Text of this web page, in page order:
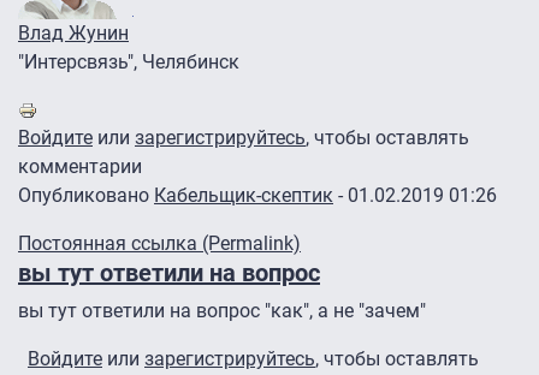
Влад Жунин
"Интерсвязь", Челябинск
Войдите или зарегистрируйтесь, чтобы оставлять
комментарии
Опубликовано Кабельщик-скептик - 01.02.2019 01:26
Постоянная ссылка (Permalink)
вы тут ответили на вопрос
вы тут ответили на вопрос "как", а не "зачем"
Войдите или зарегистрируйтесь, чтобы оставлять